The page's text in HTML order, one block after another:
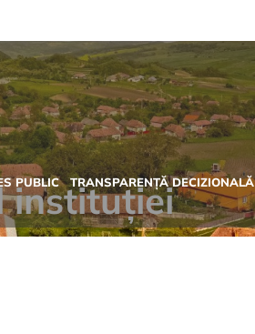
PUBLIC TRANSPARENȚĂ DECIZIONALĂ
instituției